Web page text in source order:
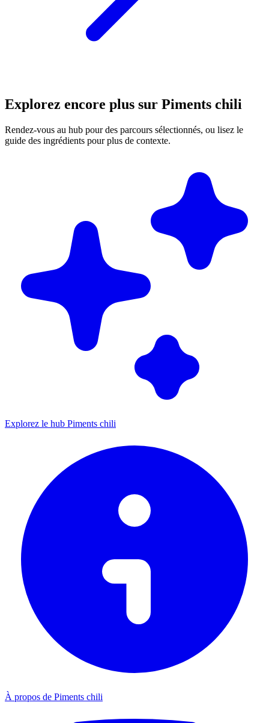
Explorez encore plus sur Piments chili
Rendez-vous au hub pour des parcours sélectionnés, ou lisez le
guide des ingrédients pour plus de contexte.
Explorez le hub Piments chili
À propos de Piments chili